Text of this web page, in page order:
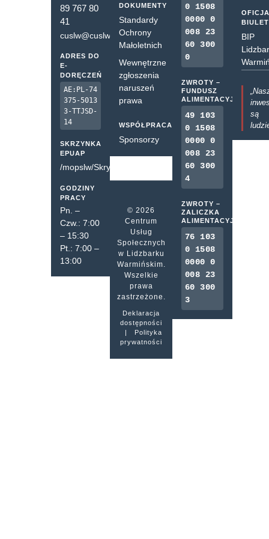
89 767 80
41
cuslw@cuslw.pl
ADRES DO
E-
DORĘCZEŃ
AE:PL-74
375-5013
3-TTJSD-
14
SKRZYNKA
EPUAP
/mopslw/SkrytkaESP
GODZINY
PRACY
Pn. –
Czw.: 7:00
– 15:30
Pt.: 7:00 –
13:00
DOKUMENTY
Standardy
Ochrony
Małoletnich
Wewnętrzne
zgłoszenia
naruszeń
prawa
WSPÓŁPRACA
Sponsorzy
© 2026
Centrum
Usług
Społecznych
w Lidzbarku
Warmińskim.
Wszelkie
prawa
zastrzeżone.
Deklaracja
dostępności
|
Polityka
prywatności
0 1508
0000 0
008 23
60 300
0
ZWROTY –
FUNDUSZ
ALIMENTACYJNY
49 103
0 1508
0000 0
008 23
60 300
4
ZWROTY –
ZALICZKA
ALIMENTACYJNA
76 103
0 1508
0000 0
008 23
60 300
3
BIP
są